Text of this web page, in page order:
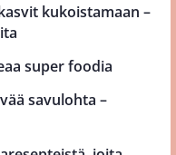
kukoistamaan –
super foodia
savulohta –